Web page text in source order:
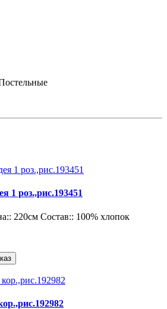
1 роз.,рис.193451
220см Состав:: 100% хлопок